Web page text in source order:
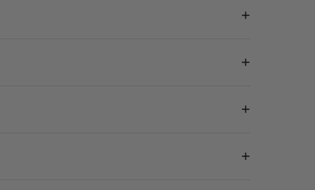
+
+
+
+